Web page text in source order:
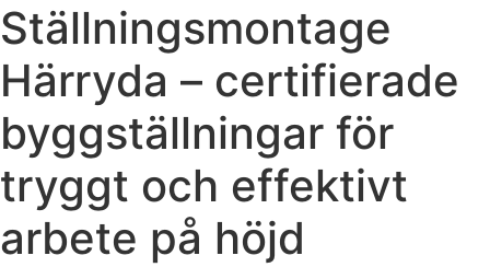
Ställningsmontage
Härryda – certifierade
byggställningar för
tryggt och effektivt
arbete på höjd